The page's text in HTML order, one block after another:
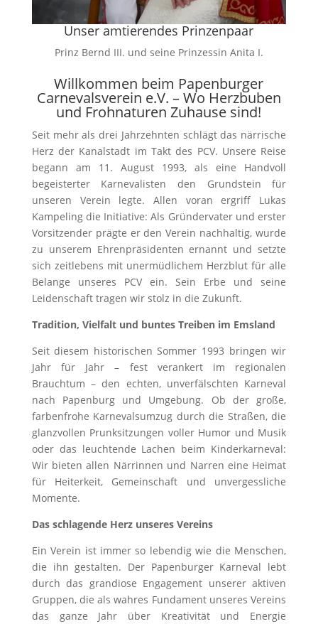
Unser amtierendes Prinzenpaar
Prinz Bernd III. und seine Prinzessin Anita I.
Willkommen beim Papenburger
Carnevalsverein e.V. – Wo Herzbuben
und Frohnaturen Zuhause sind!
Seit mehr als drei Jahrzehnten schlägt das närrische
Herz der Kanalstadt im Takt des PCV. Unsere Reise
begann am 11. August 1993, als eine Handvoll
begeisterter Karnevalisten den Grundstein für
unseren Verein legte. Allen voran ergriff Lukas
Kampeling die Initiative: Als Gründervater und erster
Vorsitzender prägte er den Verein nachhaltig, wurde
zu unserem Ehrenpräsidenten ernannt und setzte
sich zeitlebens mit unermüdlichem Herzblut für alle
Belange unseres PCV ein. Sein Erbe und seine
Leidenschaft tragen wir stolz in die Zukunft.
Tradition, Vielfalt und buntes Treiben im Emsland
Seit diesem historischen Sommer 1993 bringen wir
Jahr für Jahr – fest verankert im regionalen
Brauchtum – den echten, unverfälschten Karneval
nach Papenburg und Umgebung. Ob der große,
farbenfrohe Karnevalsumzug durch die Straßen, die
glanzvollen Prunksitzungen voller Humor und Musik
oder das leuchtende Lachen beim Kinderkarneval:
Wir bieten allen Närrinnen und Narren eine Heimat
für Heiterkeit, Gemeinschaft und unvergessliche
Momente.
Das schlagende Herz unseres Vereins
Ein Verein ist immer so lebendig wie die Menschen,
die ihn gestalten. Der Papenburger Karneval lebt
durch das grandiose Engagement unserer aktiven
Gruppen, die als wahres Fundament unseres Vereins
das ganze Jahr über Kreativität und Energie